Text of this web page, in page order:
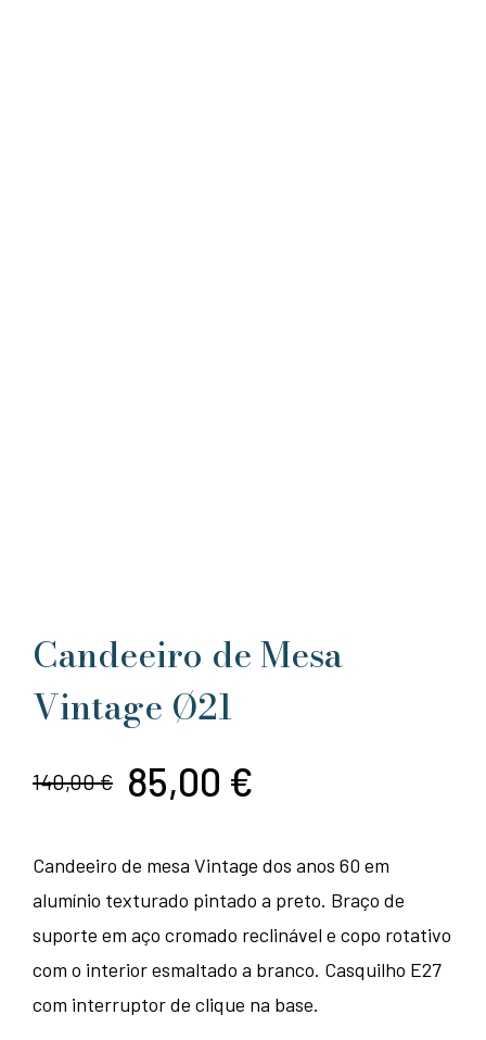
Candeeiro de Mesa
Vintage Ø21
140,00€
O
preço
original
era:
140,00 €.
85,00 €
O
preço
atual
é:
85,00 €.
Candeeiro de mesa Vintage dos anos 60 em
alumínio texturado pintado a preto. Braço de
suporte em aço cromado reclinável e copo rotativo
com o interior esmaltado a branco. Casquilho E27
com interruptor de clique na base.